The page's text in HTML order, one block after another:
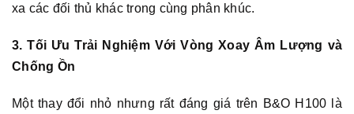
xa các đối thủ khác trong cùng phân khúc.
3. Tối Ưu Trải Nghiệm Với Vòng Xoay Âm Lượng và
Chống Ồn
Một thay đổi nhỏ nhưng rất đáng giá trên B&O H100 là